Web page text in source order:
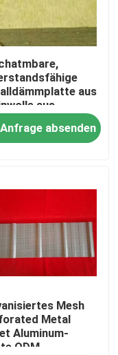
aus
aus
Anfrage absenden
Mesh
Metal
Aluminum-
ODM